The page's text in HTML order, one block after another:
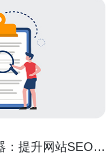
：提升网站SEO效